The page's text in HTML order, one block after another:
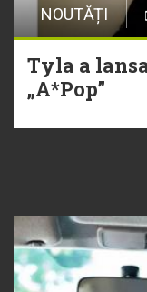
NOUTĂȚI
Tyla a
„A*Pop”